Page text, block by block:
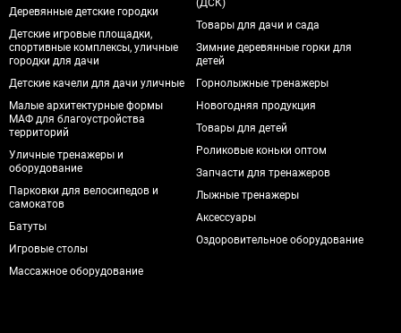
Деревянные детские городки
Детские игровые площадки,
спортивные комплексы, уличные
городки для дачи
Детские качели для дачи уличные
Малые архитектурные формы
МАФ для благоустройства
территорий
Уличные тренажеры и
оборудование
Парковки для велосипедов и
самокатов
Батуты
Игровые столы
Массажное оборудование
(ДСК)
Товары для дачи и сада
Зимние деревянные горки для
детей
Горнолыжные тренажеры
Новогодняя продукция
Товары для детей
Роликовые коньки оптом
Запчасти для тренажеров
Лыжные тренажеры
Аксессуары
Оздоровительное оборудование